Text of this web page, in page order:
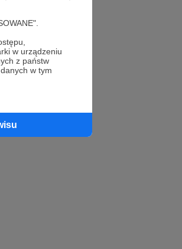
w urządzeniu
z państw
w tym